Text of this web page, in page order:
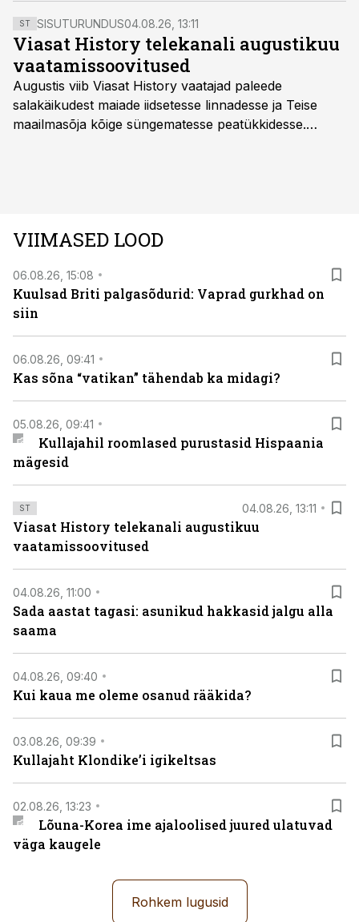
ST SISUTURUNDUS04.08.26, 13:11
Viasat History telekanali augustikuu
vaatamissoovitused
Augustis viib Viasat History vaatajad paleede
salakäikudest maiade iidsetesse linnadesse ja Teise
maailmasõja kõige süngematesse peatükkidesse.
viasathistory.eu/ee
VIIMASED LOOD
06.08.26, 15:08
Kuulsad Briti palgasõdurid: Vaprad gurkhad on
siin
06.08.26, 09:41
Kas sõna “vatikan” tähendab ka midagi?
05.08.26, 09:41
Kullajahil roomlased purustasid Hispaania
mägesid
ST 04.08.26, 13:11
Viasat History telekanali augustikuu
vaatamissoovitused
04.08.26, 11:00
Sada aastat tagasi: asunikud hakkasid jalgu alla
saama
04.08.26, 09:40
Kui kaua me oleme osanud rääkida?
03.08.26, 09:39
Kullajaht Klondike’i igikeltsas
02.08.26, 13:23
Lõuna-Korea ime ajaloolised juured ulatuvad
väga kaugele
Rohkem lugusid